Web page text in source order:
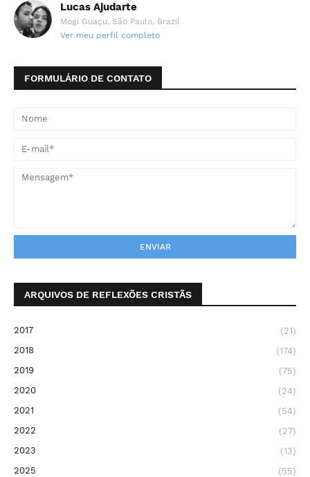
Lucas Ajudarte
Mogi Guaçu, São Paulo, Brazil
Ver meu perfil completo
FORMULÁRIO DE CONTATO
ARQUIVOS DE REFLEXÕES CRISTÃS
2017
(21)
2018
(174)
2019
(75)
2020
(24)
2021
(54)
2022
(27)
2023
(13)
2025
(55)